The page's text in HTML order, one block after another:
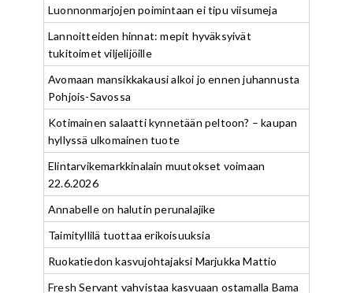
Luonnonmarjojen poimintaan ei tipu viisumeja
Lannoitteiden hinnat: mepit hyväksyivät
tukitoimet viljelijöille
Avomaan mansikkakausi alkoi jo ennen juhannusta
Pohjois-Savossa
Kotimainen salaatti kynnetään peltoon? – kaupan
hyllyssä ulkomainen tuote
Elintarvikemarkkinalain muutokset voimaan
22.6.2026
Annabelle on halutin perunalajike
Taimityllilä tuottaa erikoisuuksia
Ruokatiedon kasvujohtajaksi Marjukka Mattio
Fresh Servant vahvistaa kasvuaan ostamalla Bama